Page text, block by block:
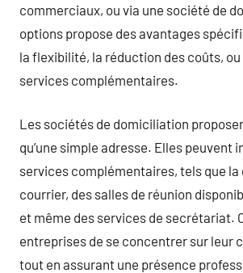
commerciaux, ou via une société de
options propose des avantages
la flexibilité, la réduction des coûts, ou
services complémentaires.
Les sociétés de domiciliation
qu’une simple adresse. Elles peuvent
services complémentaires, tels que la
courrier, des salles de réunion
et même des services de secrétariat.
entreprises de se concentrer sur leur
tout en assurant une présence